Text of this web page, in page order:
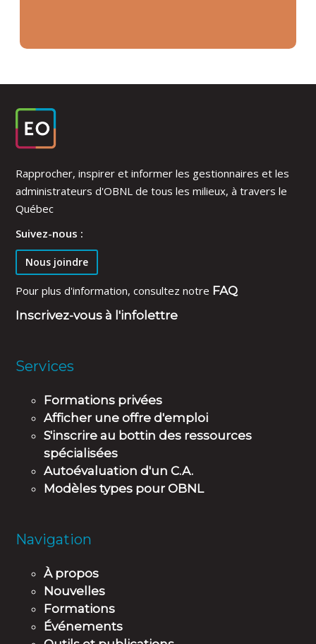
Rapprocher, inspirer et informer les gestionnaires et les
administrateurs d'OBNL de tous les milieux, à travers le
Québec
Suivez-nous :
Nous joindre
Pour plus d'information, consultez notre FAQ
Inscrivez-vous à l'infolettre
Services
Formations privées
Afficher une offre d'emploi
S'inscrire au bottin des ressources
spécialisées
Autoévaluation d'un C.A.
Modèles types pour OBNL
Navigation
À propos
Nouvelles
Formations
Événements